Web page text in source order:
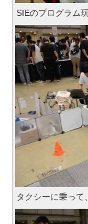
SIEのプログラム
タクシーに乗っ